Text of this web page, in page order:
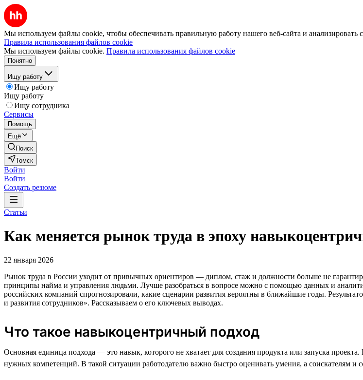
Мы используем файлы cookie, чтобы обеспечивать правильную работу нашего веб-сайта и анализировать
Правила использования файлов cookie
Мы используем файлы cookie. Правила использования файлов cookie
Понятно
Ищу работу
Ищу работу
Ищу работу
Ищу сотрудника
Сервисы
Помощь
Ещё
Поиск
Томск
Войти
Войти
Создать резюме
Статьи
Как меняется рынок труда в эпоху
22 января 2026
Рынок труда в России уходит от привычных ориентиров — диплом, стаж и должности больше не
принципы найма и управления людьми. Лучше разобраться в вопросе можно с помощью данных и
российских компаний спрогнозировали, какие сценарии развития вероятны в ближайшие годы.
и развития сотрудников». Рассказываем о его ключевых выводах.
Что такое навыкоцентричный подход
Основная единица подхода — это навык, которого не хватает для создания продукта или запуска
нужных компетенций. В такой ситуации работодателю важно быстро оценивать умения, а соискателям и